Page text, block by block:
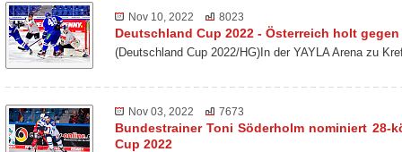
Nov 10, 2022 8023
Deutschland Cup 2022 - Österreich holt
(Deutschland Cup 2022/HG)In der YAYLA Arena zu
Nov 03, 2022 7673
Bundestrainer Toni Söderholm nominiert
Cup 2022